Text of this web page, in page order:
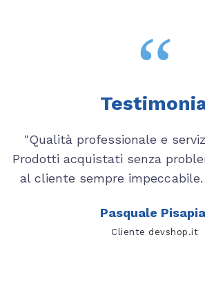
“
"Qualità professionale e
Prodotti acquistati senza
al cliente sempre impeccabile.
Pasquale Pisapia
Cliente devshop.it